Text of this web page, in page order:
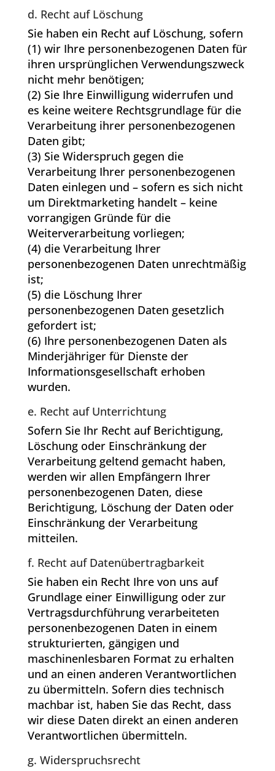
d. Recht auf Löschung
Sie haben ein Recht auf Löschung, sofern
(1) wir Ihre personenbezogenen Daten für
ihren ursprünglichen Verwendungszweck
nicht mehr benötigen;
(2) Sie Ihre Einwilligung widerrufen und
es keine weitere Rechtsgrundlage für die
Verarbeitung ihrer personenbezogenen
Daten gibt;
(3) Sie Widerspruch gegen die
Verarbeitung Ihrer personenbezogenen
Daten einlegen und – sofern es sich nicht
um Direktmarketing handelt – keine
vorrangigen Gründe für die
Weiterverarbeitung vorliegen;
(4) die Verarbeitung Ihrer
personenbezogenen Daten unrechtmäßig
ist;
(5) die Löschung Ihrer
personenbezogenen Daten gesetzlich
gefordert ist;
(6) Ihre personenbezogenen Daten als
Minderjähriger für Dienste der
Informationsgesellschaft erhoben
wurden.
e. Recht auf Unterrichtung
Sofern Sie Ihr Recht auf Berichtigung,
Löschung oder Einschränkung der
Verarbeitung geltend gemacht haben,
werden wir allen Empfängern Ihrer
personenbezogenen Daten, diese
Berichtigung, Löschung der Daten oder
Einschränkung der Verarbeitung
mitteilen.
f. Recht auf Datenübertragbarkeit
Sie haben ein Recht Ihre von uns auf
Grundlage einer Einwilligung oder zur
Vertragsdurchführung verarbeiteten
personenbezogenen Daten in einem
strukturierten, gängigen und
maschinenlesbaren Format zu erhalten
und an einen anderen Verantwortlichen
zu übermitteln. Sofern dies technisch
machbar ist, haben Sie das Recht, dass
wir diese Daten direkt an einen anderen
Verantwortlichen übermitteln.
g. Widerspruchsrecht